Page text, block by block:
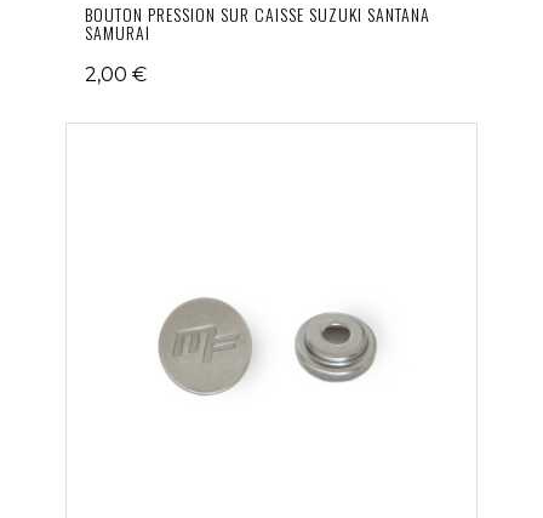
BOUTON PRESSION SUR CAISSE SUZUKI SANTANA
SAMURAI
2,00 €